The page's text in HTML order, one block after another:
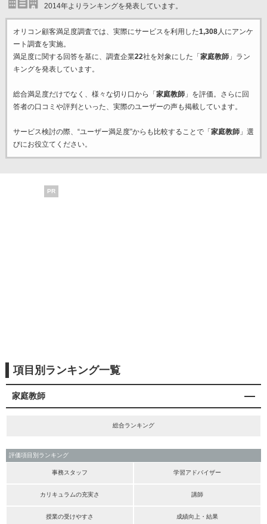
2014年よりランキングを発表しています。
オリコン顧客満足度調査では、実際にサービスを利用した1,308人にアンケ
ート調査を実施。
満足度に関する回答を基に、調査企業22社を対象にした「 家庭教師」ラン
キングを発表しています。
総合満足度だけでなく、様々な切り口から「 家庭教師」を評価。さらに回
答者の口コミや評判といった、実際のユーザーの声も掲載しています。
サービス検討の際、“ユーザー満足度”からも比較することで「 家庭教師」選
びにお役立てください。
PR
項目別ランキング一覧
家庭教師
総合ランキング
評価項目別ランキング
事務スタッフ 学習アドバイザー
カリキュラムの充実さ 講師
授業の受けやすさ 成績向上・結果